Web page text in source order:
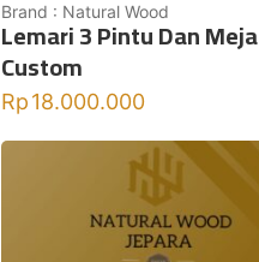
Brand : Natural Wood
Lemari 3 Pintu Dan
Custom
Rp18.000.000